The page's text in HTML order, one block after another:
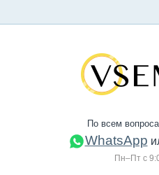
По всем
WhatsApp
Пн–Пт с